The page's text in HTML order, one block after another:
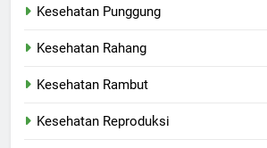
Kesehatan Punggung
Kesehatan Rahang
Kesehatan Rambut
Kesehatan Reproduksi